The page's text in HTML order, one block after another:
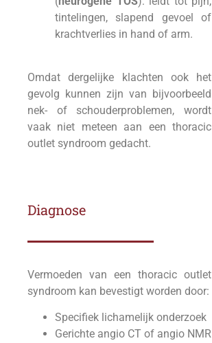
tintelingen, slapend gevoel of
krachtverlies in hand of arm.
Omdat dergelijke klachten ook het
gevolg kunnen zijn van bijvoorbeeld
nek- of schouderproblemen, wordt
vaak niet meteen aan een thoracic
outlet syndroom gedacht.
Diagnose
Vermoeden van een thoracic outlet
syndroom kan bevestigt worden door:
Specifiek lichamelijk onderzoek
Gerichte angio CT of angio NMR